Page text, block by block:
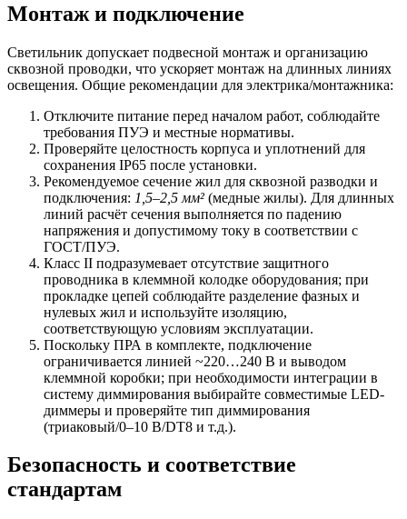
Монтаж и подключение
Светильник допускает подвесной монтаж и организацию
сквозной проводки, что ускоряет монтаж на длинных линиях
освещения. Общие рекомендации для электрика/монтажника:
Отключите питание перед началом работ, соблюдайте
требования ПУЭ и местные нормативы.
Проверяйте целостность корпуса и уплотнений для
сохранения IP65 после установки.
Рекомендуемое сечение жил для сквозной разводки и
подключения: 1,5–2,5 мм² (медные жилы). Для длинных
линий расчёт сечения выполняется по падению
напряжения и допустимому току в соответствии с
ГОСТ/ПУЭ.
Класс II подразумевает отсутствие защитного
проводника в клеммной колодке оборудования; при
прокладке цепей соблюдайте разделение фазных и
нулевых жил и используйте изоляцию,
соответствующую условиям эксплуатации.
Поскольку ПРА в комплекте, подключение
ограничивается линией ~220…240 В и выводом
клеммной коробки; при необходимости интеграции в
систему диммирования выбирайте совместимые LED-
диммеры и проверяйте тип диммирования
(триаковый/0–10 В/DT8 и т.д.).
Безопасность и соответствие
стандартам